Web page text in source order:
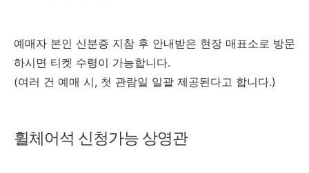
예매자 본인 신분증 지참 후 안내받은 현장 매표소로 방문
하시면 티켓 수령이 가능합니다.
(여러 건 예매 시, 첫 관람일 일괄 제공된다고 합니다.)
휠체어석 신청가능 상영관